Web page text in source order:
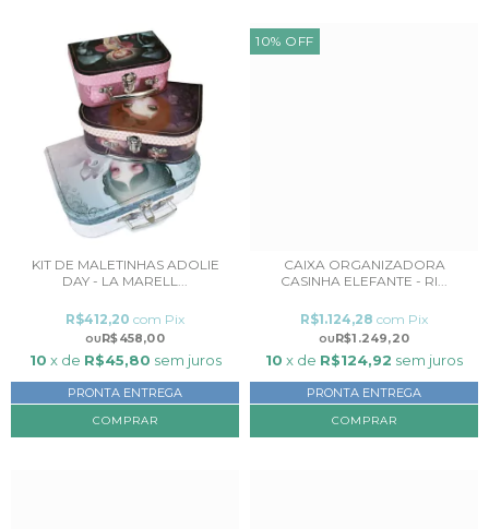
KIT DE MALETINHAS ADOLIE
DAY - LA MARELL...
R$458,00
R$412,20 com Pix
10 x de R$45,80 sem juros
PRONTA ENTREGA
10% OFF
CAIXA ORGANIZADORA
CASINHA ELEFANTE - RI...
R$1.249,20
R$1.124,28 com Pix
10 x de R$124,92 sem juros
PRONTA ENTREGA